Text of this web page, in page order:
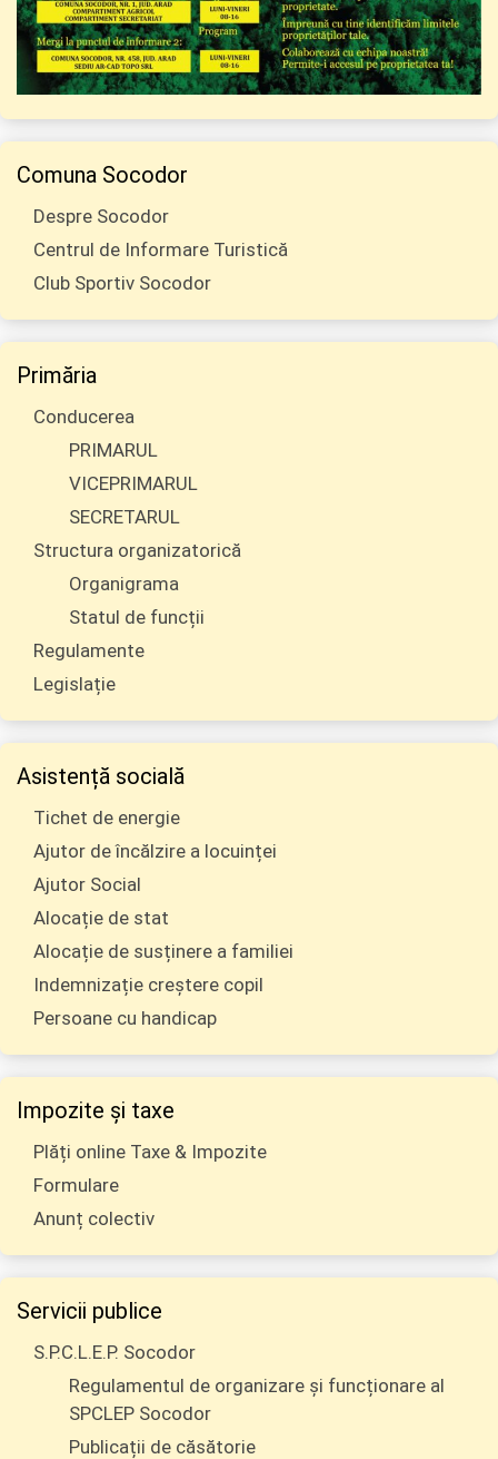
Comuna Socodor
Despre Socodor
Centrul de Informare Turistică
Club Sportiv Socodor
Primăria
Conducerea
PRIMARUL
VICEPRIMARUL
SECRETARUL
Structura organizatorică
Organigrama
Statul de funcții
Regulamente
Legislație
Asistență socială
Tichet de energie
Ajutor de încălzire a locuinței
Ajutor Social
Alocație de stat
Alocație de susținere a familiei
Indemnizație creștere copil
Persoane cu handicap
Impozite și taxe
Plăți online Taxe & Impozite
Formulare
Anunț colectiv
Servicii publice
S.P.C.L.E.P. Socodor
Regulamentul de organizare și funcționare al
SPCLEP Socodor
Publicații de căsătorie